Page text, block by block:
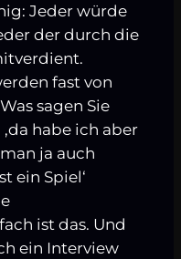
Jeder würde
der durch die
fast von
sagen Sie
habe ich aber
ja auch
ein Spiel‘
ist das. Und
ein Interview